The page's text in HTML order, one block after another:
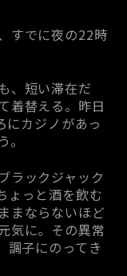
すでに夜の22時
、短い滞在だ
着替える。昨日
カジノがあっ
ラックジャック
っと酒を飲む
まならないほど
気に。その異常
子にのってき